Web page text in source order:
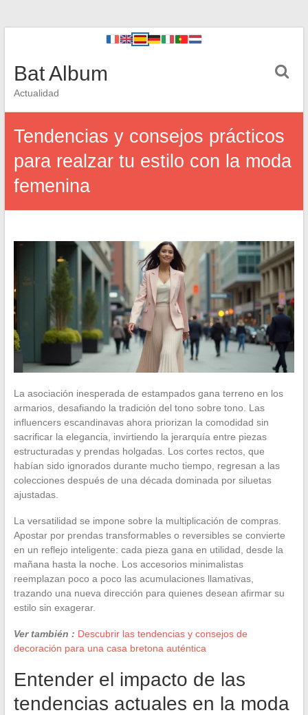
Bat Album
Actualidad
Tendencias y consejos prácticos
para realzar tu estilo con la moda
femenina
La asociación inesperada de estampados gana terreno en los
armarios, desafiando la tradición del tono sobre tono. Las
influencers escandinavas ahora priorizan la comodidad sin
sacrificar la elegancia, invirtiendo la jerarquía entre piezas
estructuradas y prendas holgadas. Los cortes rectos, que
habían sido ignorados durante mucho tiempo, regresan a las
colecciones después de una década dominada por siluetas
ajustadas.
La versatilidad se impone sobre la multiplicación de compras.
Apostar por prendas transformables o reversibles se convierte
en un reflejo inteligente: cada pieza gana en utilidad, desde la
mañana hasta la noche. Los accesorios minimalistas
reemplazan poco a poco las acumulaciones llamativas,
trazando una nueva dirección para quienes desean afirmar su
estilo sin exagerar.
Ver también : Descubrir las tendencias y consejos de
decoración para una casa bretona auténtica
Entender el impacto de las
tendencias actuales en la moda